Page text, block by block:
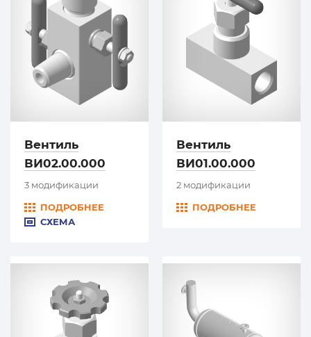
Вентиль
ВИ02.00.000
3 модификации
ПОДРОБНЕЕ
СХЕМА
Вентиль
ВИ01.00.000
2 модификации
ПОДРОБНЕЕ